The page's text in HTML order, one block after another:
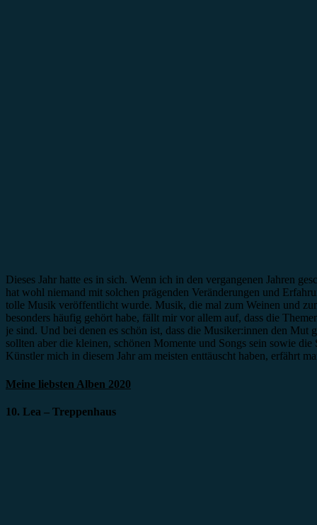
Dieses Jahr hatte es in sich. Wenn ich in den vergangenen Jahren
hat wohl niemand mit solchen prägenden Veränderungen und
tolle Musik veröffentlicht wurde. Musik, die mal zum Weinen und
besonders häufig gehört habe, fällt mir vor allem auf, dass die
je sind. Und bei denen es schön ist, dass die Musiker:innen den
sollten aber die kleinen, schönen Momente und Songs sein sowie
Künstler mich in diesem Jahr am meisten enttäuscht haben, erfährt
Meine liebsten Alben 2020
10. Lea – Treppenhaus